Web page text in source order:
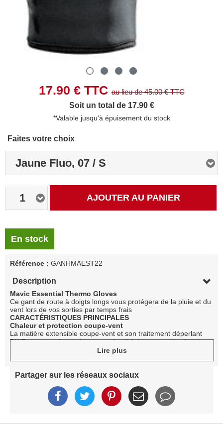
17.90 € TTCau lieu de45.00€ TTC
Soit un total de 17.90 €
*Valable jusqu'à épuisement du stock
Faites votre choix
Jaune Fluo, 07 / S
1 AJOUTER AU PANIER
En stock
Référence : GANHMAEST22
Description
Mavic Essential Thermo Gloves
Ce gant de route à doigts longs vous protégera de la pluie et du
vent lors de vos sorties par temps frais
CARACTÉRISTIQUES PRINCIPALES
Chaleur et protection coupe-vent
La matière extensible coupe-vent et son traitement déperlant
DWR vous protègent du vent et des éclaboussures La doublure
polaire est douce, confortable et chaude
contribuent à l’absorption des vibrations du guidon Finitions en
silicone au bout des doigts Gant à doigts longs
Plusieurs éléments réfléchissants sur les doigts assurent une
bonne visibilité pendant vos sorties
Lire plus
Partager sur les réseaux sociaux